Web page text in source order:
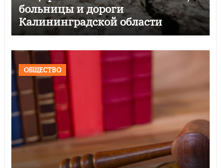
больницы и дороги
Калининградской области
ОБЩЕСТВО